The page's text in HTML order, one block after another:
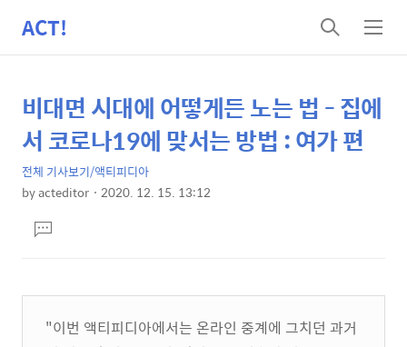
ACT!
검
색
메
뉴
상
세
컨
텐
본
제
목
비대면 시대에 어떻게든 노는 법 - 집에
서 코로나19에 맞서는 방법 : 여가 편
전체 기사보기/액티피디아
byacteditor 2020. 12. 15. 13:12
문댓
글
"이번 액티피디아에서는 온라인 중계에 그치던 과거